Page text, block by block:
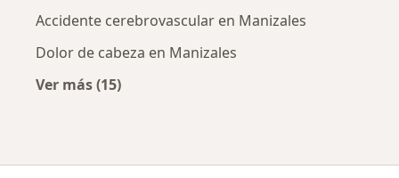
Accidente cerebrovascular en Manizales
Dolor de cabeza en Manizales
Ver más (15)